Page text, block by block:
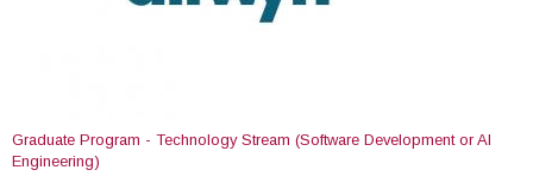
Graduate Program - Technology Stream (Software Development or AI
Engineering)